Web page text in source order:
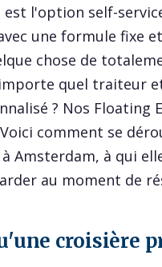
est l'option self-
une formule fixe
chose de
quel traiteur
? Nos Floating
comment se
Amsterdam, à qui
au moment de
croisière